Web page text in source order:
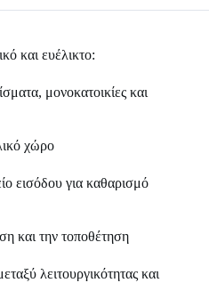
και ευέλικτο:
μονοκατοικίες και
χώρο
εισόδου για καθαρισμό
και την τοποθέτηση
λειτουργικότητας και